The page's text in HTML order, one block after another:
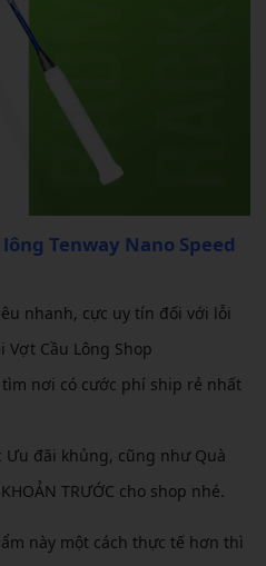
Tenway Nano Speed
nhanh, cực uy tín đối với lỗi
Vợt Cầu Lông Shop
nơi có cước phí ship rẻ nhất
Ưu đãi khủng, cũng như Quà
TRƯỚC cho shop nhé.
này một cách thực tế hơn thì